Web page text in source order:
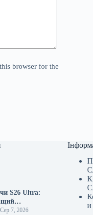
browser for the
S26 Ultra:
2026 рік
Сер 7, 2026
и